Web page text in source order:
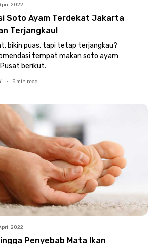
2022
Soto Ayam Terdekat Jakarta
Terjangkau!
bikin puas, tapi tetap terjangkau?
tempat makan soto ayam
berikut.
• 9 min read
2022
Penyebab Mata Ikan